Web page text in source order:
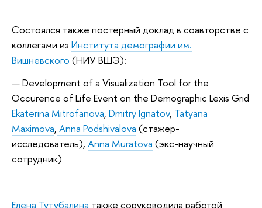
Состоялся также постерный доклад в соавторстве с
коллегами из Института демографии им.
Вишневского (НИУ ВШЭ):
Development of a Visualization Tool for the
Occurence of Life Event on the Demographic Lexis Grid
Ekaterina Mitrofanova, Dmitry Ignatov, Tatyana
Maximova, Anna Podshivalova (стажер-
исследователь), Anna Muratova (экс-научный
сотрудник)
Елена Тутубалина также соруководила работой